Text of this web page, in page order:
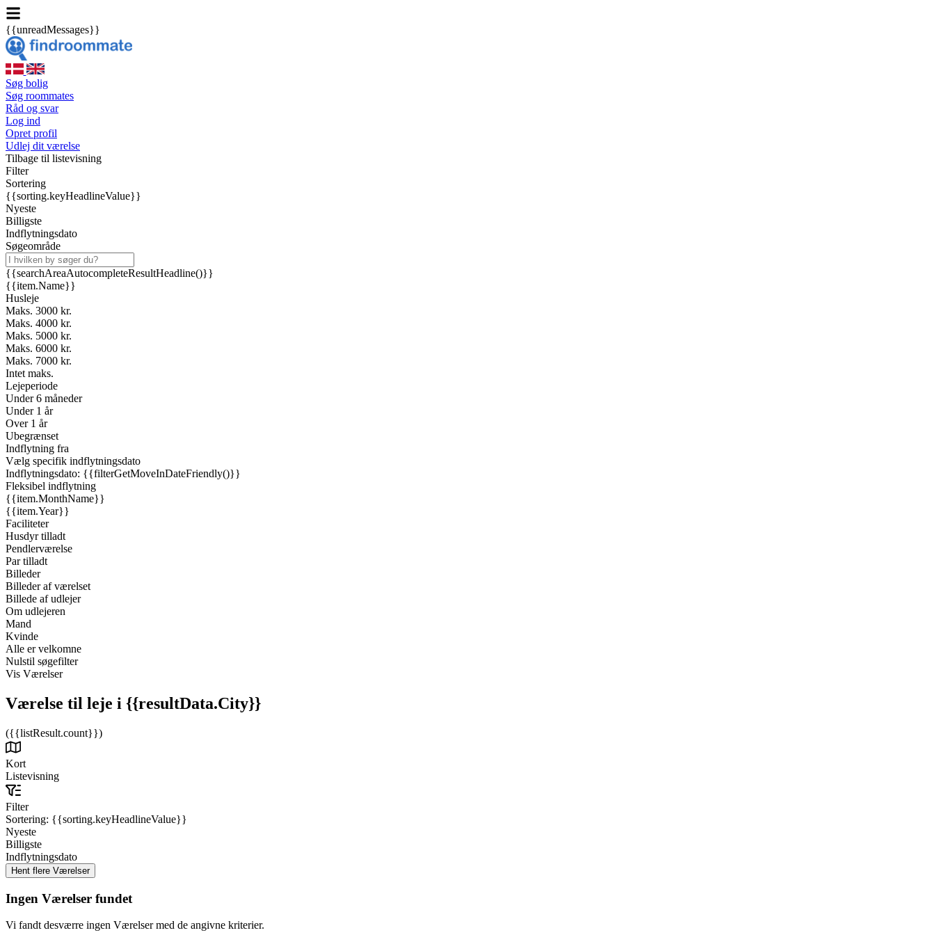
{{unreadMessages}}
Søg bolig
Søg roommates
Råd og svar
Log ind
Opret profil
Udlej dit værelse
Tilbage til listevisning
Filter
Sortering
{{sorting.keyHeadlineValue}}
Nyeste
Billigste
Indflytningsdato
Søgeområde
{{searchAreaAutocompleteResultHeadline()}}
{{item.Name}}
Husleje
Maks. 3000 kr.
Maks. 4000 kr.
Maks. 5000 kr.
Maks. 6000 kr.
Maks. 7000 kr.
Intet maks.
Lejeperiode
Under 6 måneder
Under 1 år
Over 1 år
Ubegrænset
Indflytning fra
Vælg specifik indflytningsdato
Indflytningsdato: {{filterGetMoveInDateFriendly()}}
Fleksibel indflytning
{{item.MonthName}}
{{item.Year}}
Faciliteter
Husdyr tilladt
Pendlerværelse
Par tilladt
Billeder
Billeder af værelset
Billede af udlejer
Om udlejeren
Mand
Kvinde
Alle er velkomne
Nulstil søgefilter
Vis Værelser
Værelse til leje i {{resultData.City}}
({{listResult.count}})
Kort
Listevisning
Filter
Sortering: {{sorting.keyHeadlineValue}}
Nyeste
Billigste
Indflytningsdato
Ingen Værelser fundet
Vi fandt desværre ingen Værelser med de angivne kriterier.